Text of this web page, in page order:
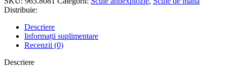
Distribuie:
Descriere
Informații suplimentare
Recenzii (0)
Descriere